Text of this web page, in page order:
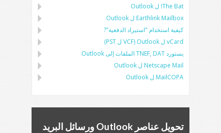
The Bat! لOutlook
Earthlink Mailbox لOutlook
كيفية استخدام "استيراد الدفعية"?
vCard لOutlook
(
VCF لPST
)
يستوردTNEF, DATالملفات إلىOutlook
Netscape Mail لOutlook
MailCOPA لOutlook
تحويل عناصر Outlook ورسائل البريد